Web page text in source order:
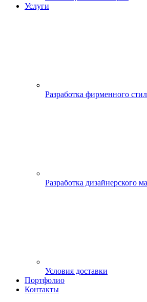
Услуги
Разработка фирменного
Разработка дизайнерского
Условия доставки
Портфолио
Контакты